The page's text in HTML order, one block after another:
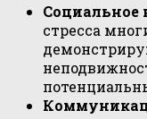
Социальное
стресса